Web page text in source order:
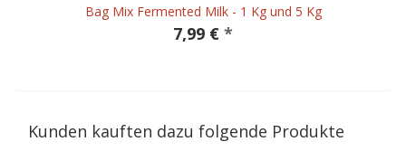
Bag Mix Fermented Milk - 1 Kg und 5 Kg
7,99 € *
Kunden kauften dazu folgende Produkte